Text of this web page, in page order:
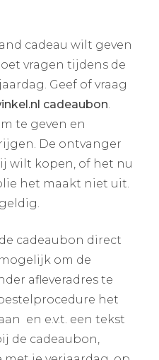
cadeau wilt geven
vragen tijdens de
Geef of vraag
cadeaubon.
te geven en
De ontvanger
wilt kopen, of het nu
het maakt niet uit.
cadeaubon direct
om de
afleveradres te
het
en e.v.t. een tekst
de cadeaubon,